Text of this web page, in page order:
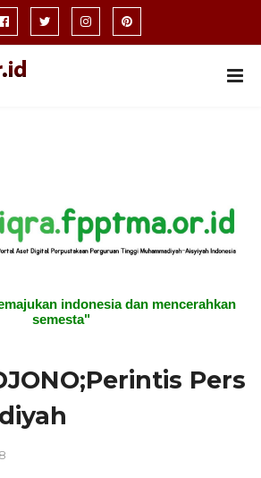
indonesia dan mencerahkan
semesta"
Pers